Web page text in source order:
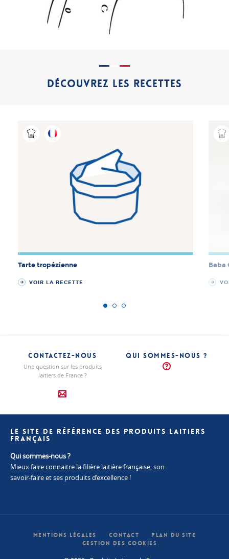
DÉCOUVREZ LES RECETTES
Tarte tropézienne
VOIR LA RECETTE
Baba
CONTACTEZ-NOUS
Une question sur les produits
laitiers de France ?
QUI SOMMES-NOUS ?
LE SITE DE RÉFÉRENCE DES PRODUITS LAITIERS
FRANÇAIS
Qui sommes-nous ?
Mieux faire connaitre la filière laitière française, son
savoir-faire et ses produits d’excellence !
MENTIONS LÉGALES CONTACT
PLAN DU SITE
GESTION DES COOKIES